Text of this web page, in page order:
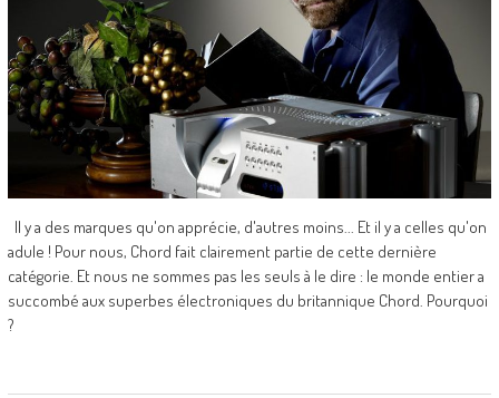
Il y a des marques qu'on apprécie, d'autres moins... Et il y a celles qu'on
adule ! Pour nous, Chord fait clairement partie de cette dernière
catégorie. Et nous ne sommes pas les seuls à le dire : le monde entier a
succombé aux superbes électroniques du britannique Chord. Pourquoi
?